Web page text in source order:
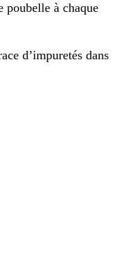
à chaque
d’impuretés dans